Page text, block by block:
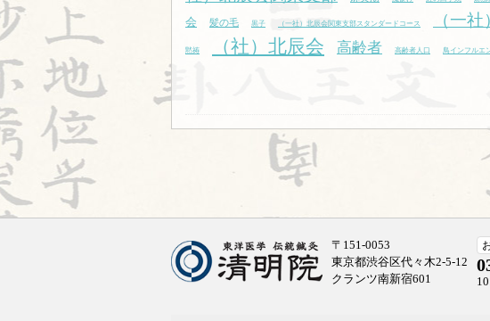
会
髪の毛 黒子 （一社）北辰会関東支部スタンダードコース （一
黙祷 （社）北辰会 高齢者 高齢者人口 鳥インフルエ
〒151-0053
東京都渋谷区代々木2-5-12
クランツ南新宿601